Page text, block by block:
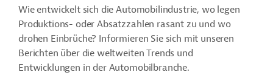
Wie entwickelt sich die Automobilindustrie, wo legen
Produktions- oder Absatzzahlen rasant zu und wo
drohen Einbrüche? Informieren Sie sich mit unseren
Berichten über die weltweiten Trends und
Entwicklungen in der Automobilbranche.